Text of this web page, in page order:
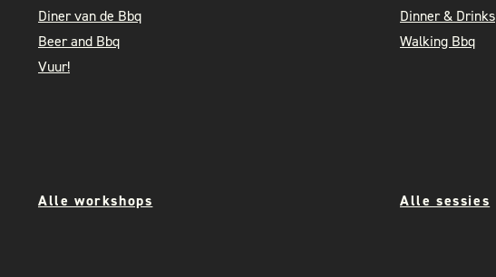
Diner van de Bbq
Beer and Bbq
Vuur!
Dinner & Drinks
Walking Bbq
Alle workshops Alle sessies